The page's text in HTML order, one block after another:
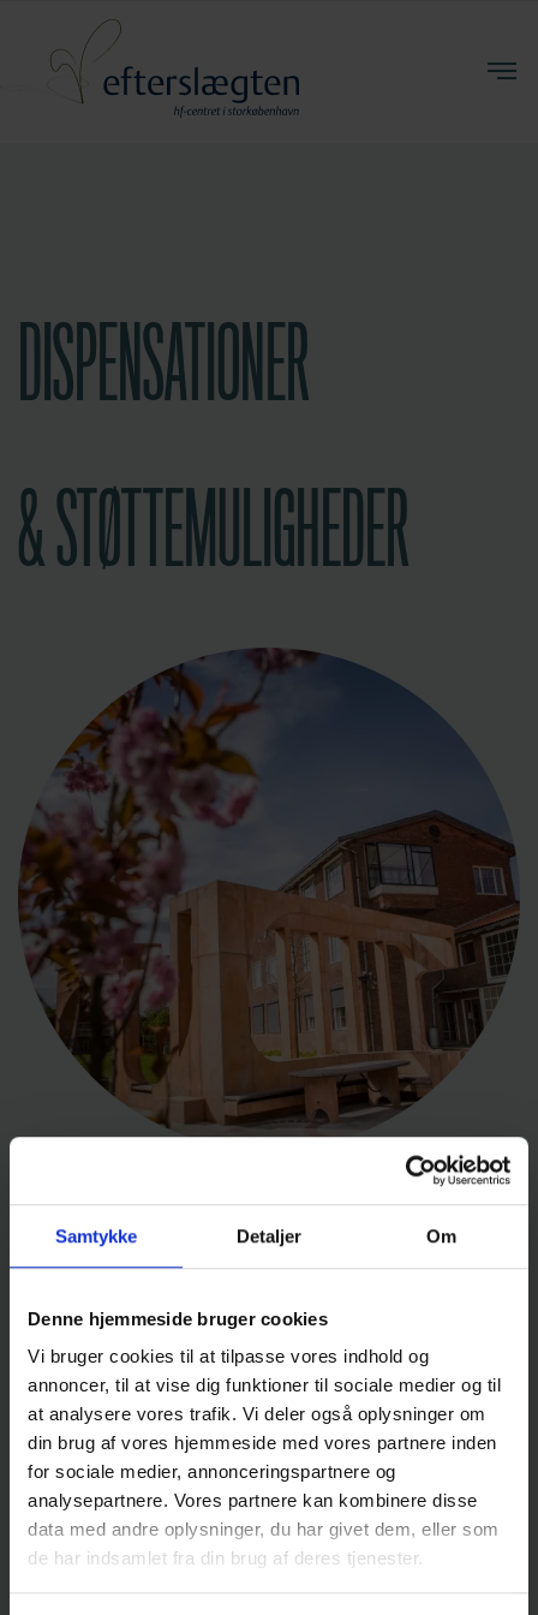
Samtykke Detaljer Om
Denne hjemmeside bruger cookies
Vi bruger cookies til at tilpasse vores indhold og
annoncer, til at vise dig funktioner til sociale medier og til
at analysere vores trafik. Vi deler også oplysninger om
din brug af vores hjemmeside med vores partnere inden
for sociale medier, annonceringspartnere og
analysepartnere. Vores partnere kan kombinere disse
data med andre oplysninger, du har givet dem, eller som
de har indsamlet fra din brug af deres tjenester.
DISPENSATIONER
& STØTTEMULIGHEDER
Hvis du har specifikke vanskeligheder med at leve
op til bekendtgørelsens krav (fx et handicap), har
du mulighed for at søge dispensation fra
gældende eksamensregler. Det kan dreje sig om
eksamen eller til forlænget forberedelsestid.
Hvis du vil søge dispensation, skal du henvende
dig til studievejlederen senest 15/9
(vintereksamen) eller 31/1 (sommereksamen).
Studievejlederen vil vejlede dig om det videre
forløb. Det er rektor der skal bevillige
dispensationen.
Hvis du har et dokumenteret fysisk eller psykisk
handicap, er der mulighed for at søge støttetimer